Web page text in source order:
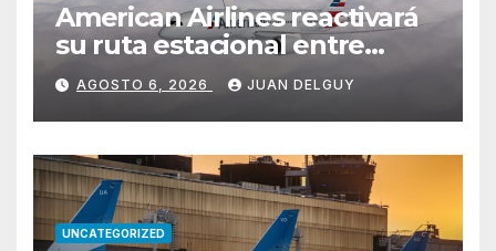
American Airlines reactivará
su ruta estacional entre
Miami y Montevideo con
vuelos diarios
AGOSTO 6, 2026 JUAN DELGUY
UNCATEGORIZED